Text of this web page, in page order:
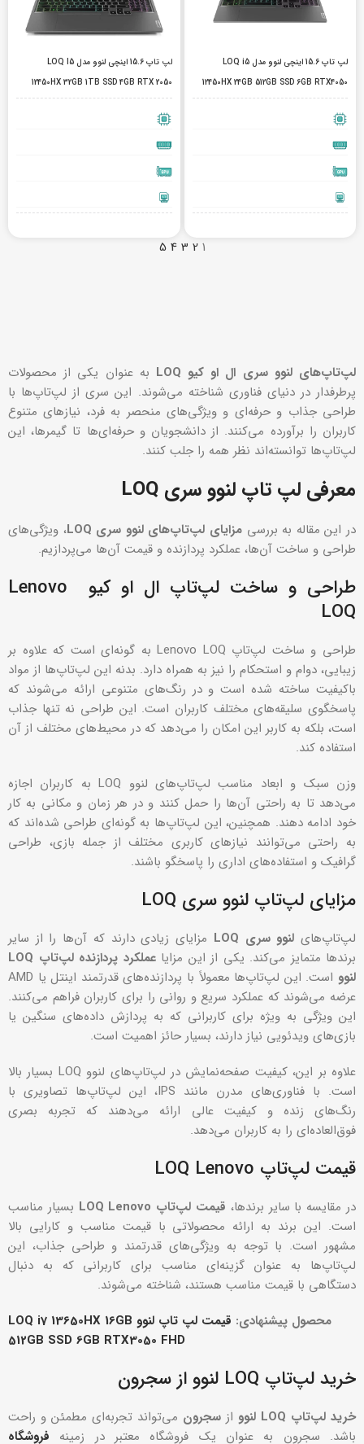
لپ تاپ 15.6 اینچی لنوو مدل LOQ i5
12450HX 24GB 512GB SSD 6GB RTX4050
لپ تاپ 15.6 اینچی لنوو مدل LOQ I5
12450HX 32GB 1TB SSD 4GB RTX 2050
1
2
3
4
5
لپ‌تاپ‌های لنوو سری ال او کیو LOQ
به عنوان یکی از محصولات
پرطرفدار در دنیای فناوری شناخته می‌شوند. این سری از لپ‌تاپ‌ها با
طراحی جذاب و حرفه‌ای و ویژگی‌های منحصر به فرد، نیازهای متنوع
کاربران را برآورده می‌کنند. از دانشجویان و حرفه‌ای‌ها تا گیمرها، این
لپ‌تاپ‌ها توانسته‌اند نظر همه را جلب کنند.
معرفی لپ تاپ لنوو سری
در این مقاله به بررسی مزایای لپ‌تاپ‌های لنوو سری LOQ
، ویژگی‌های
طراحی و ساخت آن‌ها، عملکرد پردازنده و قیمت آن‌ها می‌پردازیم.
طراحی و ساخت لپ‌تاپ ال او کیو Lenovo
LOQ
طراحی و ساخت لپ‌تاپ Lenovo LOQ به گونه‌ای است که علاوه بر
زیبایی، دوام و استحکام را نیز به همراه دارد. بدنه این لپ‌تاپ‌ها از مواد
باکیفیت ساخته شده است و در رنگ‌های متنوعی ارائه می‌شوند که
پاسخگوی سلیقه‌های مختلف کاربران است. این طراحی نه تنها جذاب
است، بلکه به کاربر این امکان را می‌دهد که در محیط‌های مختلف از آن
استفاده کند.
وزن سبک و ابعاد مناسب لپ‌تاپ‌های لنوو LOQ به کاربران اجازه
می‌دهد تا به راحتی آن‌ها را حمل کنند و در هر زمان و مکانی به کار
خود ادامه دهند. همچنین، این لپ‌تاپ‌ها به گونه‌ای طراحی شده‌اند که
به راحتی می‌توانند نیازهای کاربری مختلف از جمله بازی، طراحی
گرافیک و استفاده‌های اداری را پاسخگو باشند.
مزایای لپ‌تاپ لنوو سری LOQ
لپ‌تاپ‌های لنوو سری
مزایای زیادی دارند که آن‌ها را از سایر
برندها متمایز می‌کند. یکی از این مزایاعملکرد پردازنده لپ‌تاپ
لنوو
است. این لپ‌تاپ‌ها معمولاً با پردازنده‌های قدرتمند اینتل یا AMD
عرضه می‌شوند که عملکرد سریع و روانی را برای کاربران فراهم می‌کنند.
این ویژگی به ویژه برای کاربرانی که به پردازش داده‌های سنگین یا
بازی‌های ویدئویی نیاز دارند، بسیار حائز اهمیت است.
علاوه بر این، کیفیت صفحه‌نمایش در لپ‌تاپ‌های لنوو LOQ بسیار بالا
است. با فناوری‌های مدرن مانند IPS، این لپ‌تاپ‌ها تصاویری با
رنگ‌های زنده و کیفیت عالی ارائه می‌دهند که تجربه بصری
فوق‌العاده‌ای را به کاربران می‌دهد.
قیمت لپ‌تاپ LOQ Lenovo
در مقایسه با سایر برندها، قیمت لپ‌تاپ
بسیار مناسب
است. این برند به ارائه محصولاتی با قیمت مناسب و کارایی بالا
مشهور است. با توجه به ویژگی‌های قدرتمند و طراحی جذاب، این
لپ‌تاپ‌ها به عنوان گزینه‌ای مناسب برای کاربرانی که به دنبال
دستگاهی با قیمت مناسب هستند، شناخته می‌شوند.
محصول پیشنهادی:
قیمت لپ تاپ لنوو LOQ i7 13650HX 16GB
512GB SSD 6GB RTX3050 FHD
خرید لپ‌تاپ LOQ لنوو از سجرون
خرید لپ‌تاپ LOQ لنوو از سجرون می‌تواند تجربه‌ای مطمئن و راحت
باشد. سجرون به عنوان یک فروشگاه معتبر در زمینه فروشگاه